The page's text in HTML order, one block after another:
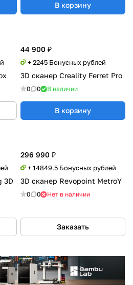
В корзину
44 900 ₽
+ 2245 Бонусных рублей
3D сканер Creality Ferret Pro
0 0 В наличии
В корзину
3D
296 990 ₽
+ 14849.5 Бонусных рублей
3D сканер Revopoint MetroY
0 0 Нет в наличии
Заказать